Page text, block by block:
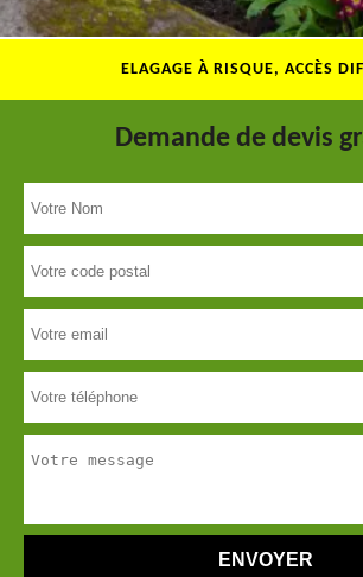
ELAGAGE À RISQUE, ACCÈS
Demande de devis